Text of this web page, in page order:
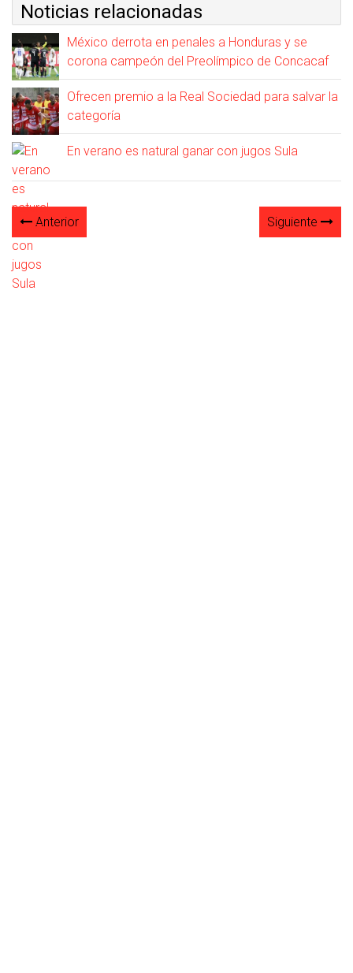
Noticias relacionadas
México derrota en penales a Honduras y se
corona campeón del Preolímpico de Concacaf
Ofrecen premio a la Real Sociedad para salvar la
categoría
En verano es natural ganar con jugos Sula
Anterior Siguiente